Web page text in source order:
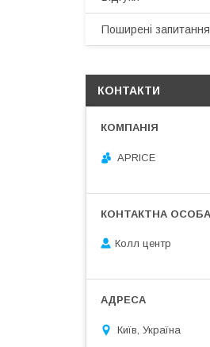
Поширені запитання
КОНТАКТИ
APRICE
Колл центр
Київ, Україна